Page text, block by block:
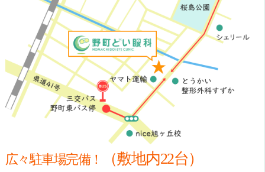
広々駐車場完備！ （敷地内22台）